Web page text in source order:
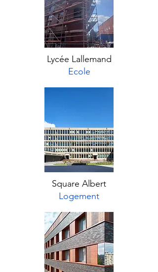
Lycée Lallemand
Ecole
Square Albert
Logement